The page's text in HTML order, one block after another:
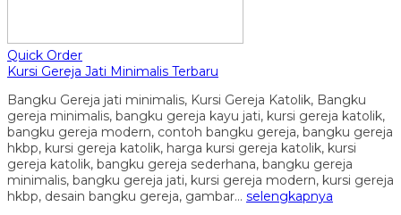
Quick Order
Kursi Gereja Jati Minimalis Terbaru
Bangku Gereja jati minimalis, Kursi Gereja Katolik, Bangku
gereja minimalis, bangku gereja kayu jati, kursi gereja katolik,
bangku gereja modern, contoh bangku gereja, bangku gereja
hkbp, kursi gereja katolik, harga kursi gereja katolik, kursi
gereja katolik, bangku gereja sederhana, bangku gereja
minimalis, bangku gereja jati, kursi gereja modern, kursi gereja
hkbp, desain bangku gereja, gambar… selengkapnya